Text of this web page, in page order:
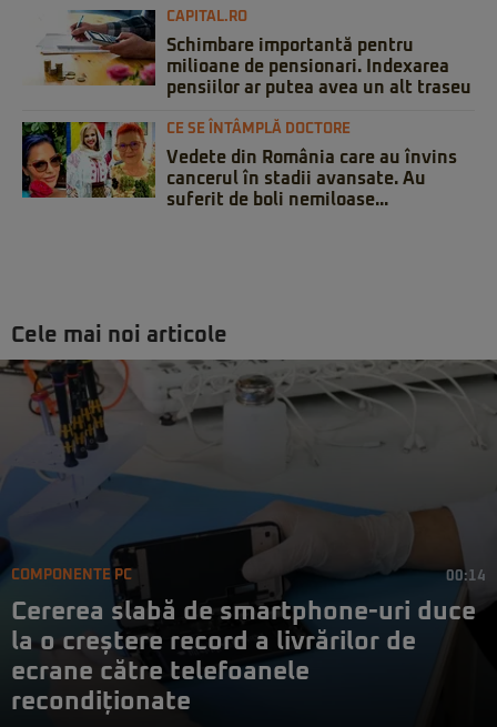
CAPITAL.RO
Schimbare importantă pentru
milioane de pensionari. Indexarea
pensiilor ar putea avea un alt traseu
CE SE ÎNTÂMPLĂ DOCTORE
Vedete din România care au învins
cancerul în stadii avansate. Au
suferit de boli nemiloase...
Cele mai noi articole
COMPONENTE PC 00:14
Cererea slabă de smartphone-uri duce
la o creștere record a livrărilor de
ecrane către telefoanele
recondiționate